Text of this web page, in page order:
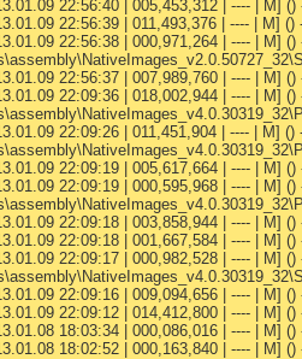
22:56:40 | 005,453,312 | ---- | M]
22:56:39 | 011,493,376 | ---- | M]
22:56:38 | 000,971,264 | ---- | M] ()
22:56:37 | 007,989,760 | ---- | M]
22:09:36 | 018,002,944 | ---- | M] ()
22:09:26 | 011,451,904 | ---- | M] ()
22:09:19 | 005,617,664 | ---- | M]
22:09:19 | 000,595,968 | ---- | M] ()
22:09:18 | 003,858,944 | ---- | M]
22:09:18 | 001,667,584 | ---- | M]
22:09:17 | 000,982,528 | ---- | M] ()
22:09:16 | 009,094,656 | ---- | M]
22:09:12 | 014,412,800 | ---- | M]
18:03:34 | 000,086,016 | ---- | M]
18:02:52 | 000,163,840 | ---- | M]